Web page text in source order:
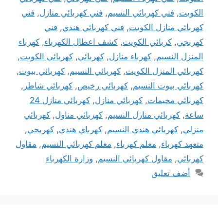
الكويت, فني كهربائي النسيم, فني كهربائي منازل, فني
كهربائي منازل الكويت, فني كهربائي هندي, فني
كهربجي, كربائي الكويت, كشف اعطال الكهرباء, كهرباء
المنزل النسيم, كهرباء منازل, كهربائي, كهربائي الكويت,
كهربائي المنزل الكويت, كهربائي النسيم, كهربائي بيوت,
كهربائي بيوت النسيم, كهربائي رخيص, كهربائي شاطر ,
كهربائي مخيمات, كهربائي منازل,
كهربائي منازل 24
ساعة, كهربائي منازل النسيم, كهربائي مناول, كهربائي
منزلي, كهربائي هندي النسيم, كهرباي هندي, كهربجي,
متعهد كهرباء, معلم كهرباء, معلم كهربائي النسيم, مقاول
كهربائي, مقاول كهربائي النسيم, وزارة الكهرباء
أضف تعليق